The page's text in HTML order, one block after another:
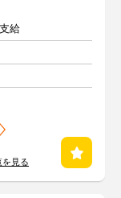
給
見る